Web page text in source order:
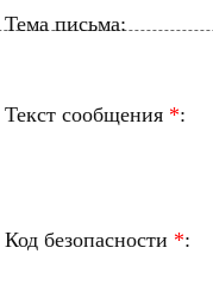
Тема письма:
Текст сообщения *:
Код безопасности *: